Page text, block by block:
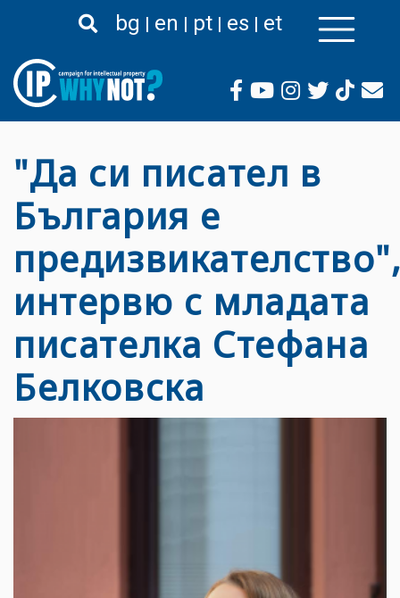
към
съдържание
bg en pt es et
"Да си писател в
България е
интервю с младата
писателка Стефана
Белковска